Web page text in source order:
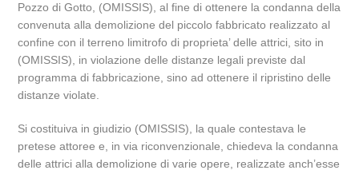
Pozzo di Gotto, (OMISSIS), al fine di ottenere la condanna della
convenuta alla demolizione del piccolo fabbricato realizzato al
confine con il terreno limitrofo di proprieta’ delle attrici, sito in
(OMISSIS), in violazione delle distanze legali previste dal
programma di fabbricazione, sino ad ottenere il ripristino delle
distanze violate.
Si costituiva in giudizio (OMISSIS), la quale contestava le
pretese attoree e, in via riconvenzionale, chiedeva la condanna
delle attrici alla demolizione di varie opere, realizzate anch’esse